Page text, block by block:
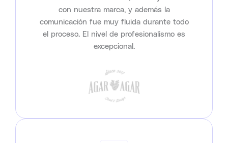
con nuestra marca, y además la
comunicación fue muy fluida durante todo
el proceso. El nivel de profesionalismo es
excepcional.